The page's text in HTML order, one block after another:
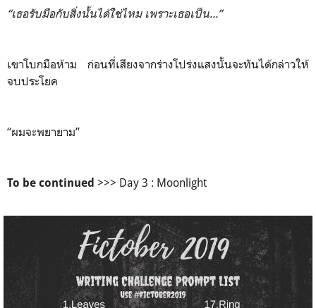
“เธอรับมือกับสิ่งนั้นได้ใช่ไหม เพราะเธอเป็น...”
เขาโบกมือห้าม ก่อนที่เสียงจากร่างโปร่งแสงนั้นจะทันได้กล่าวให้
จบประโยค
“ผมจะพยายาม”
To be continued >>> Day 3 : Moonlight